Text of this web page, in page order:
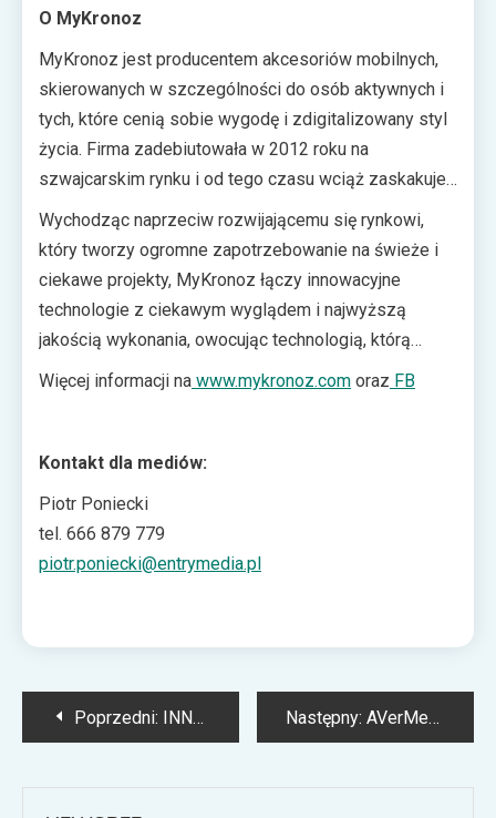
O MyKronoz
MyKronoz jest producentem akcesoriów mobilnych,
skierowanych w szczególności do osób aktywnych i
tych, które cenią sobie wygodę i zdigitalizowany styl
życia. Firma zadebiutowała w 2012 roku na
szwajcarskim rynku i od tego czasu wciąż zaskakuje
nowymi propozycjami, które za cel mają usprawnienie
życia swoich klientów na całym świecie.
Wychodząc naprzeciw rozwijającemu się rynkowi,
który tworzy ogromne zapotrzebowanie na świeże i
ciekawe projekty, MyKronoz łączy innowacyjne
technologie z ciekawym wyglądem i najwyższą
jakością wykonania, owocując technologią, którą
można nosić na sobie.
Więcej informacji na www.mykronoz.com oraz FB
Kontakt dla mediów:
Piotr Poniecki
tel. 666 879 779
piotr.poniecki@entrymedia.pl
Nawigacja
Poprzedni: INNO3D: karty graficzne dla miłośników gry Fortnite Następny: AVerMedia Ballista Unity – zestaw głośników 2+1 dla graczy